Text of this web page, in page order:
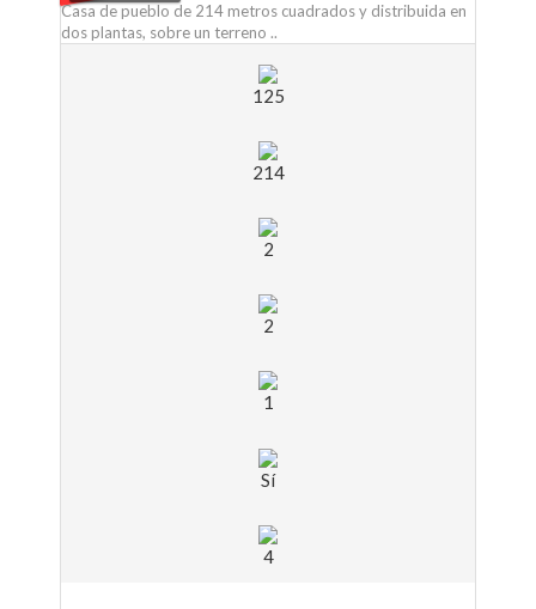
Casa de pueblo de 214 metros cuadrados y distribuida en
dos plantas, sobre un terreno ..
125
214
2
2
1
Sí
4